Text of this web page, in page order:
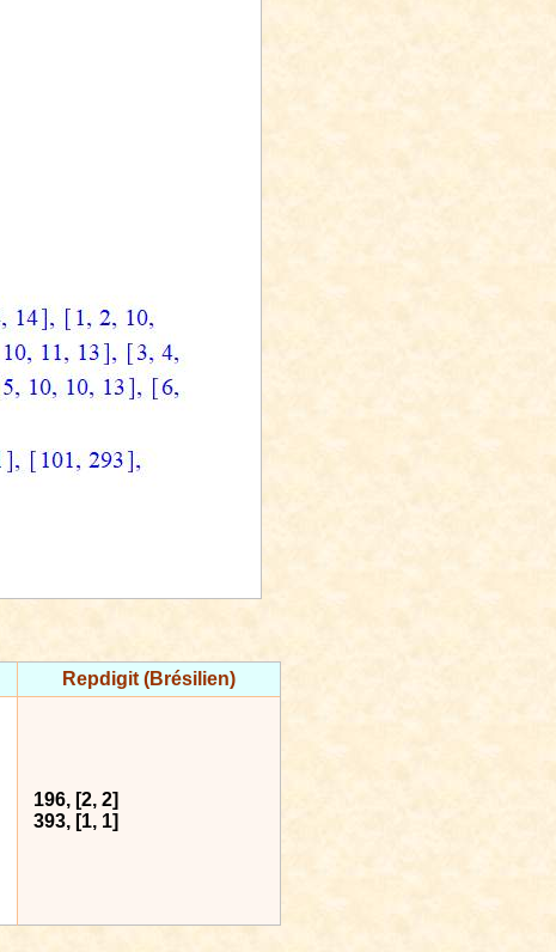
Repdigit (Brésilien)
196, [2, 2]
393, [1, 1]